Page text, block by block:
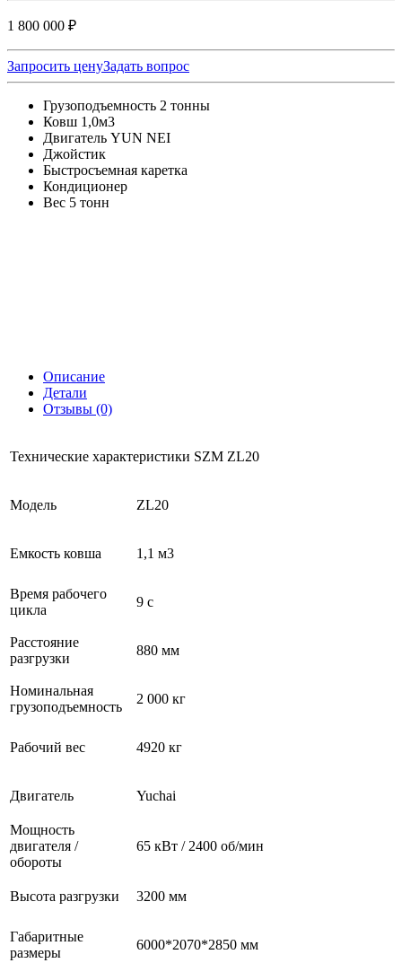
1 800 000 ₽
Запросить ценуЗадать вопрос
Грузоподъемность 2 тонны
Ковш 1,0м3
Двигатель YUN NEI
Джойстик
Быстросъемная каретка
Кондиционер
Вес 5 тонн
Описание
Детали
Отзывы (0)
Технические характеристики SZM ZL20
Модель ZL20
Емкость ковша 1,1 м3
Время рабочего
цикла
9 с
Расстояние
разгрузки
880 мм
Номинальная
грузоподъемность
2 000 кг
Рабочий вес 4920 кг
Двигатель Yuchai
Мощность
двигателя /
обороты
65 кВт / 2400 об/мин
Высота разгрузки 3200 мм
Габаритные
размеры
6000*2070*2850 мм